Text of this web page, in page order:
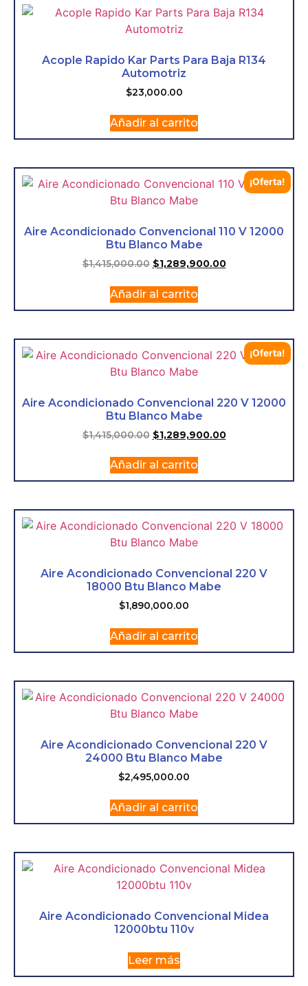
Acople Rapido Kar Parts Para Baja R134
Automotriz
$23,000.00
Añadir al carrito
¡Oferta!
Aire Acondicionado Convencional 110 V 12000
Btu Blanco Mabe
$1,415,000.00 $1,289,900.00
Añadir al carrito
¡Oferta!
Aire Acondicionado Convencional 220 V 12000
Btu Blanco Mabe
$1,415,000.00 $1,289,900.00
Añadir al carrito
Aire Acondicionado Convencional 220 V
18000 Btu Blanco Mabe
$1,890,000.00
Añadir al carrito
Aire Acondicionado Convencional 220 V
24000 Btu Blanco Mabe
$2,495,000.00
Añadir al carrito
Aire Acondicionado Convencional Midea
12000btu 110v
Leer más